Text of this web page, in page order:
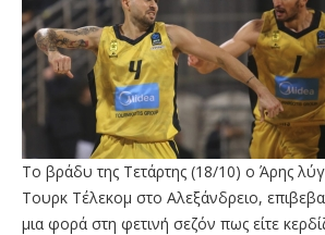
Το βράδυ της Τετάρτης (18/10) ο Άρης
Τουρκ Τέλεκομ στο Αλεξάνδρειο,
μια φορά στη φετινή σεζόν πως είτε